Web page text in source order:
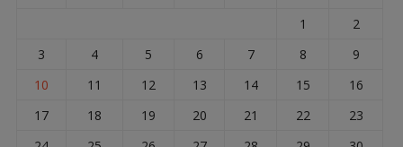
1
2
3
4 5 6 7 8
9
10
11 12 13 14 15
16
17
18 19 20 21 22
23